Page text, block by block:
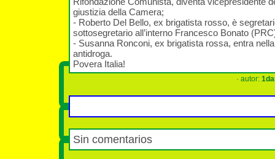
giustizia della Camera;
- Roberto Del Bello, ex brigatista rosso, è
sottosegretario all’interno Francesco Bonato
- Susanna Ronconi, ex brigatista rossa, entra
antidroga.
Povera Italia!
· autor:
Sin comentarios